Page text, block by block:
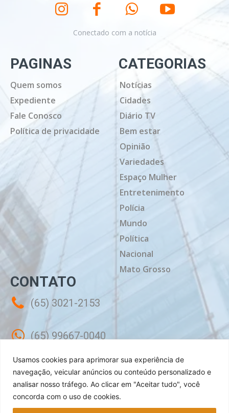
Usamos cookies para aprimorar sua experiência de
navegação, veicular anúncios ou conteúdo personalizado e
analisar nosso tráfego. Ao clicar em "Aceitar tudo", você
concorda com o uso de cookies.
Conectado com a notícia
PAGINAS
Quem somos
Expediente
Fale Conosco
Política de privacidade
CATEGORIAS
Notícias
Cidades
Diário TV
Bem estar
Opinião
Variedades
Espaço Mulher
Entretenimento
Polícia
Mundo
Política
Nacional
Mato Grosso
CONTATO
(65) 3021-2153
(65) 99667-0040
contato@mtdiario.com.br
Rua Célebes, 50 - Sala 02 - Jardim